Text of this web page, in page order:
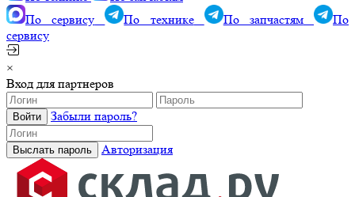
По сервису
По технике По запчастям
По
сервису
×
Вход для партнеров
Забыли пароль?
Авторизация